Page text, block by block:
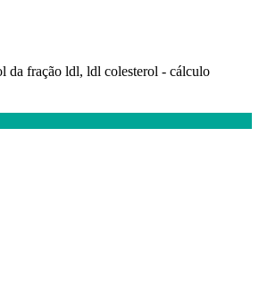
da fração ldl, ldl colesterol - cálculo